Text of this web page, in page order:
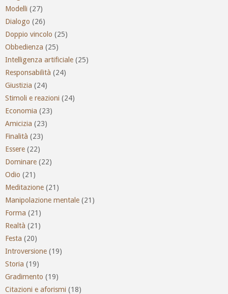
Modelli (27)
Dialogo (26)
Doppio vincolo (25)
Obbedienza (25)
Intelligenza artificiale (25)
Responsabilità (24)
Giustizia (24)
Stimoli e reazioni (24)
Economia (23)
Amicizia (23)
Finalità (23)
Essere (22)
Dominare (22)
Odio (21)
Meditazione (21)
Manipolazione mentale (21)
Forma (21)
Realtà (21)
Festa (20)
Introversione (19)
Storia (19)
Gradimento (19)
Citazioni e aforismi (18)